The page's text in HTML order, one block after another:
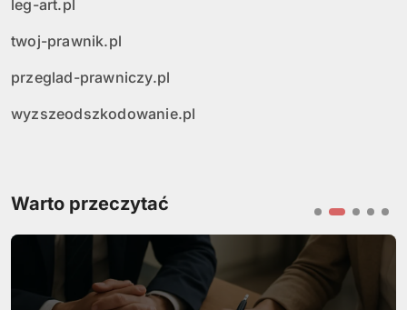
leg-art.pl
twoj-prawnik.pl
przeglad-prawniczy.pl
wyzszeodszkodowanie.pl
Warto przeczytać